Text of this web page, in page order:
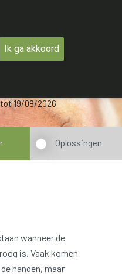
19/08/2026
Oplossingen
wanneer de
is. Vaak komen
handen, maar
Ik ga akkoord